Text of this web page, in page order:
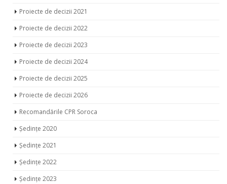
Proiecte de decizii 2021
Proiecte de decizii 2022
Proiecte de decizii 2023
Proiecte de decizii 2024
Proiecte de decizii 2025
Proiecte de decizii 2026
Recomandările CPR Soroca
Ședințe 2020
Ședințe 2021
Ședințe 2022
Ședințe 2023